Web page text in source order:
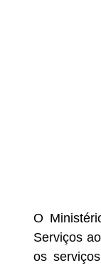
O
Serviços
os